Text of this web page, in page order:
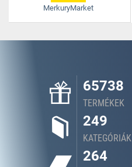
MerkuryMarket
65738
TERMÉKEK
249
KATEGÓRIÁK
264